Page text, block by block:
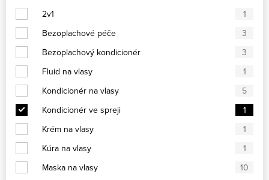
2v1
1
Bezoplachové péče
3
Bezoplachový kondicionér
3
Fluid na vlasy
1
Kondicionér na vlasy
5
Kondicionér ve spreji
1
Krém na vlasy
1
Kúra na vlasy
1
Maska na vlasy
10